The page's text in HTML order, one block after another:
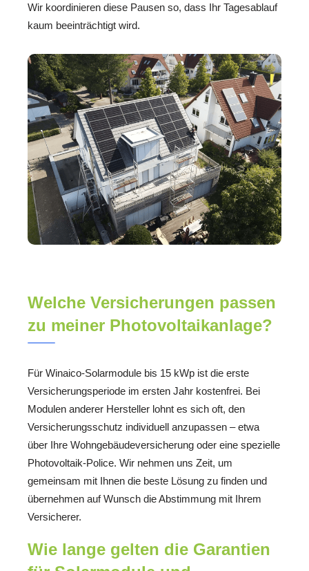
Wir koordinieren diese Pausen so, dass Ihr Tagesablauf
kaum beeinträchtigt wird.
Welche Versicherungen passen
zu meiner Photovoltaikanlage?
Für Winaico-Solarmodule bis 15 kWp ist die erste
Versicherungsperiode im ersten Jahr kostenfrei. Bei
Modulen anderer Hersteller lohnt es sich oft, den
Versicherungsschutz individuell anzupassen – etwa
über Ihre Wohngebäudeversicherung oder eine spezielle
Photovoltaik-Police. Wir nehmen uns Zeit, um
gemeinsam mit Ihnen die beste Lösung zu finden und
übernehmen auf Wunsch die Abstimmung mit Ihrem
Versicherer.
Wie lange gelten die Garantien